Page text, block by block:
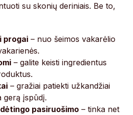
su skonių deriniais. Be to,
progai – nuo šeimos vakarėlio
– galite keisti ingredientus
– gražiai patiekti užkandžiai
gerą įspūdį.
pasiruošimo – tinka net